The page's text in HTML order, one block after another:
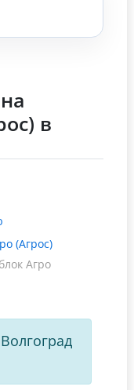
в
(Агрос)
Агро